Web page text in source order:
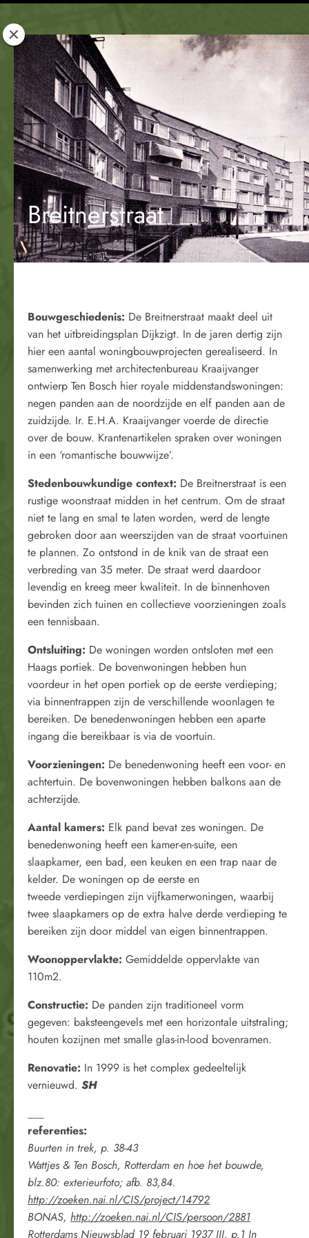
Rotterdam
Woont
Breitnerstraat
Bouwgeschiedenis: De Breitnerstraat maakt deel uit
van het uitbreidingsplan Dijkzigt. In de jaren dertig zijn
hier een aantal woningbouwprojecten gerealiseerd. In
samenwerking met architectenbureau Kraaijvanger
ontwierp Ten Bosch hier royale middenstandswoningen:
negen panden aan de noordzijde en elf panden aan de
zuidzijde. Ir. E.H.A. Kraaijvanger voerde de directie
over de bouw. Krantenartikelen spraken over woningen
in een ‘romantische bouwwijze’.
Stedenbouwkundige context: De Breitnerstraat is een
rustige woonstraat midden in het centrum. Om de straat
niet te lang en smal te laten worden, werd de lengte
gebroken door aan weerszijden van de straat voortuinen
te plannen. Zo ontstond in de knik van de straat een
verbreding van 35 meter. De straat werd daardoor
levendig en kreeg meer kwaliteit. In de binnenhoven
bevinden zich tuinen en collectieve voorzieningen zoals
een tennisbaan.
Ontsluiting: De woningen worden ontsloten met een
Haags portiek. De bovenwoningen hebben hun
voordeur in het open portiek op de eerste verdieping;
via binnentrappen zijn de verschillende woonlagen te
bereiken. De benedenwoningen hebben een aparte
ingang die bereikbaar is via de voortuin.
Voorzieningen: De benedenwoning heeft een voor- en
achtertuin. De bovenwoningen hebben balkons aan de
achterzijde.
Aantal kamers: Elk pand bevat zes woningen. De
benedenwoning heeft een kamer-en-suite, een
slaapkamer, een bad, een keuken en een trap naar de
kelder. De woningen op de eerste en
tweede verdiepingen zijn vijfkamerwoningen, waarbij
twee slaapkamers op de extra halve derde verdieping te
bereiken zijn door middel van eigen binnentrappen.
Woonoppervlakte: Gemiddelde oppervlakte van
110m2.
Constructie: De panden zijn traditioneel vorm
gegeven: baksteengevels met een horizontale uitstraling;
houten kozijnen met smalle glas-in-lood bovenramen.
Renovatie: In 1999 is het complex gedeeltelijk
vernieuwd. SH
referenties:
Buurten in trek, p. 38-43
Wattjes & Ten Bosch, Rotterdam en hoe het bouwde,
blz.80: exterieurfoto; afb. 83,84.
http://zoeken.nai.nl/CIS/project/14792
BONAS, http://zoeken.nai.nl/CIS/persoon/2881
Rotterdams Nieuwsblad 19 februari 1937 III, p.1 In